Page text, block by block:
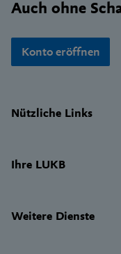
Auch ohne
Konto eröffnen
Nützliche Links
Ihre LUKB
Weitere Dienste